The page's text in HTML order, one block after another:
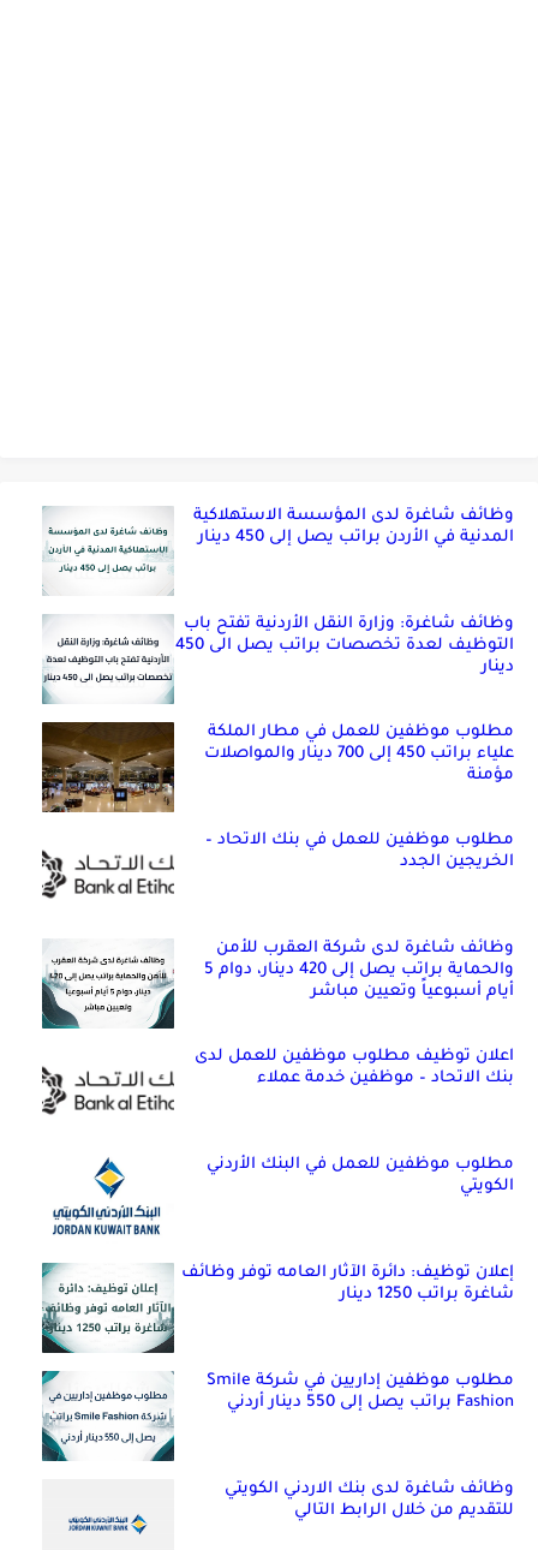
وظائف شاغرة لدى المؤسسة الاستهلاكية
المدنية في الأردن براتب يصل إلى 450 دينار
وظائف شاغرة: وزارة النقل الأردنية تفتح باب
التوظيف لعدة تخصصات براتب يصل الى 450
دينار
مطلوب موظفين للعمل في مطار الملكة
علياء براتب 450 إلى 700 دينار والمواصلات
مؤمنة
مطلوب موظفين للعمل في بنك الاتحاد –
الخريجين الجدد
وظائف شاغرة لدى شركة العقرب للأمن
والحماية براتب يصل إلى 420 دينار، دوام 5
أيام أسبوعياً وتعيين مباشر
اعلان توظيف مطلوب موظفين للعمل لدى
بنك الاتحاد – موظفين خدمة عملاء
مطلوب موظفين للعمل في البنك الأردني
الكويتي
إعلان توظيف: دائرة الآثار العامه توفر وظائف
شاغرة براتب 1250 دينار
مطلوب موظفين إداريين في شركة Smile
Fashion براتب يصل إلى 550 دينار أردني
وظائف شاغرة لدى بنك الاردني الكويتي
للتقديم من خلال الرابط التالي